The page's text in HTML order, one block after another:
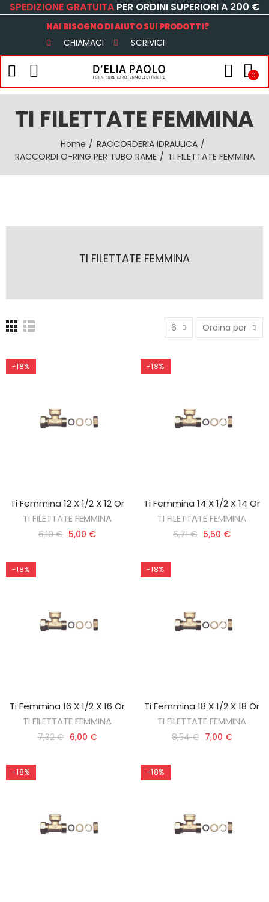
SPEDIZIONE GRATUITA PER ORDINI SUPERIORI A 200 €
HAI BISOGNO DI AIUTO SUI PRODOTTI?
CHIAMACI SCRIVICI
0
TI FILETTATE FEMMINA
Home
RACCORDERIA IDRAULICA
RACCORDI O-RING PER TUBO RAME
TI FILETTATE FEMMINA
TI FILETTATE FEMMINA
6 Ordina per
-18%
AGGIUNGI AL CARRELLO
Ti Femmina 12 X 1/2 X 12 Or
TI FILETTATE FEMMINA
6,10 € 5,00 €
-18%
AGGIUNGI AL CARRELLO
Ti Femmina 14 X 1/2 X 14 Or
TI FILETTATE FEMMINA
6,71 € 5,50 €
-18%
AGGIUNGI AL CARRELLO
Ti Femmina 16 X 1/2 X 16 Or
TI FILETTATE FEMMINA
7,32 € 6,00 €
-18%
AGGIUNGI AL CARRELLO
Ti Femmina 18 X 1/2 X 18 Or
TI FILETTATE FEMMINA
8,54 € 7,00 €
-18% -18%